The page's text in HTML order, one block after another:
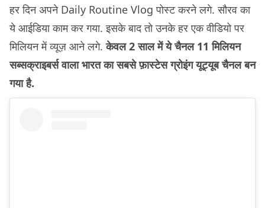
हर दिन अपने Daily Routine Vlog पोस्ट करने लगे. सौरव का
ये आईडिया काम कर गया. इसके बाद तो उनके हर एक वीडियो पर
मिलियन में व्यूज़ आने लगे.केवल 2 साल में ये चैनल 11 मिलियन
सब्सक्राइबर्स वाला भारत का सबसे फ़ास्टेस ग्रोइंग यूट्यूब चैनल बन
गया है.